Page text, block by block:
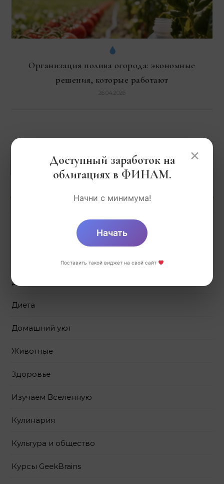
Организация полива огорода: экономные
решения, которые работают
26.04.2026
Декор своими руками
Дети
Диета
Домашний уют
Животные
Здоровье
Изучаем Вселенную
Кулинария
Культура и общество
Курсы GeekBrains
×
Доступный заработок на
облигациях в ФИНАМ.
Начни с минимума!
Начать
Поставить такой виджет на свой сайт